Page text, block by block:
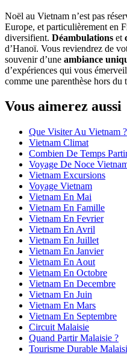
Noël au Vietnam n’est pas
Europe, et particulièrement en
diversifient. Déambulations et
d’Hanoï. Vous reviendrez de
souvenir d’une ambiance
d’expériences qui vous
comme une parenthèse hors du
Vous aimerez aussi
Que Visiter Au Vietnam ?
Vietnam Climat
Combien De Temps
Voyage De Noce
Vietnam Excursions
Voyage Vietnam
Vietnam En Mai
Vietnam En Famille
Vietnam En Fevrier
Vietnam En Avril
Vietnam En Juillet
Vietnam En Janvier
Vietnam En Aout
Vietnam En Octobre
Vietnam En Decembre
Vietnam En Juin
Vietnam En Mars
Vietnam En Septembre
Circuit Malaisie
Quand Partir Malaisie ?
Tourisme Durable